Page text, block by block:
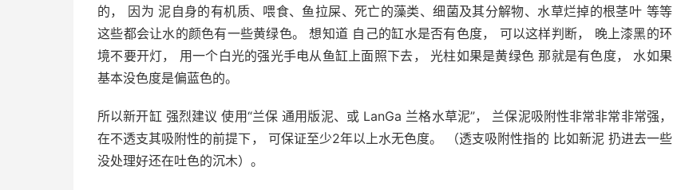
的， 因为 泥自身的有机质、喂食、鱼拉屎、死亡的藻类、细菌及其分解物、水草烂掉的根茎叶 等等
这些都会让水的颜色有一些黄绿色。 想知道 自己的缸水是否有色度， 可以这样判断， 晚上漆黑的环
境不要开灯， 用一个白光的强光手电从鱼缸上面照下去， 光柱如果是黄绿色 那就是有色度， 水如果
基本没色度是偏蓝色的。
所以新开缸 强烈建议 使用“兰保 通用版泥、或 LanGa 兰格水草泥”， 兰保泥吸附性非常非常非常强，
在不透支其吸附性的前提下， 可保证至少2年以上水无色度。 （透支吸附性指的 比如新泥 扔进去一些
没处理好还在吐色的沉木）。